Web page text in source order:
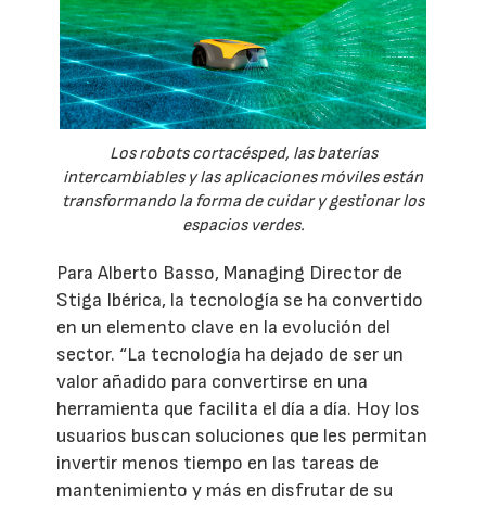
Los robots cortacésped, las baterías
intercambiables y las aplicaciones móviles están
transformando la forma de cuidar y gestionar los
espacios verdes.
Para Alberto Basso, Managing Director de
Stiga Ibérica, la tecnología se ha convertido
en un elemento clave en la evolución del
sector. “La tecnología ha dejado de ser un
valor añadido para convertirse en una
herramienta que facilita el día a día. Hoy los
usuarios buscan soluciones que les permitan
invertir menos tiempo en las tareas de
mantenimiento y más en disfrutar de su